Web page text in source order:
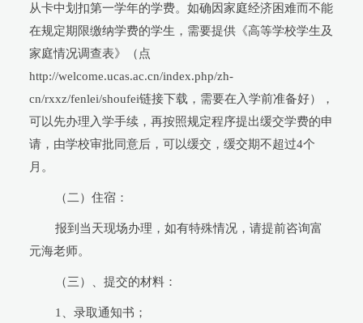
从卡中划扣第一学年的学费。如确因家庭经济困难而不能
在规定期限缴纳学费的学生，需要提供《高等学校学生及
家庭情况调查表》（点
http://welcome.ucas.ac.cn/index.php/zh-
cn/rxxz/fenlei/shoufei链接下载，需要在入学前准备好），
可以先办理入学手续，再按照规定程序提出缓交学费的申
请，由学校审批同意后，可以缓交，缓交期不超过4个
月。
（二）住宿：
报到当天现场办理，如有特殊情况，请提前咨询富
元海老师。
（三）、提交的材料：
1、录取通知书；